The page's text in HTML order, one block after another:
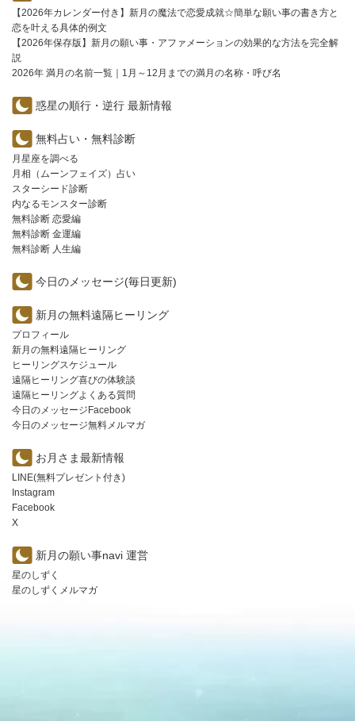
【2026年カレンダー付き】新月の魔法で恋愛成就☆簡単な願い事の書き方と
恋を叶える具体的例文
【2026年保存版】新月の願い事・アファメーションの効果的な方法を完全解
説
2026年 満月の名前一覧｜1月～12月までの満月の名称・呼び名
惑星の順行・逆行 最新情報
無料占い・無料診断
月星座を調べる
月相（ムーンフェイズ）占い
スターシード診断
内なるモンスター診断
無料診断 恋愛編
無料診断 金運編
無料診断 人生編
今日のメッセージ(毎日更新)
新月の無料遠隔ヒーリング
プロフィール
新月の無料遠隔ヒーリング
ヒーリングスケジュール
遠隔ヒーリング喜びの体験談
遠隔ヒーリングよくある質問
今日のメッセージFacebook
今日のメッセージ無料メルマガ
お月さま最新情報
LINE(無料プレゼント付き)
Instagram
Facebook
X
新月の願い事navi 運営
星のしずく
星のしずくメルマガ